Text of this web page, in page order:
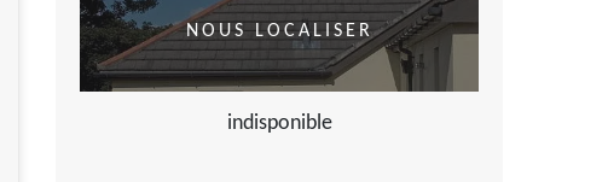
NOUS LOCALISER
indisponible